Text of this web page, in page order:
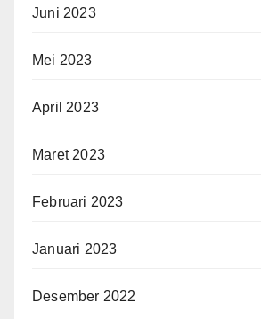
Juni 2023
Mei 2023
April 2023
Maret 2023
Februari 2023
Januari 2023
Desember 2022